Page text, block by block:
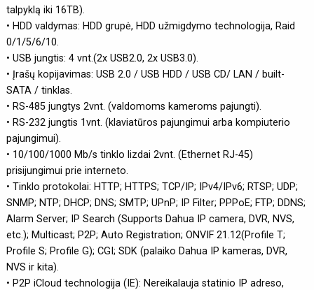
talpyklą iki 16TB).
• HDD valdymas: HDD grupė, HDD užmigdymo technologija, Raid
0/1/5/6/10.
• USB jungtis: 4 vnt.(2x USB2.0, 2x USB3.0).
• Įrašų kopijavimas: USB 2.0 / USB HDD / USB CD/ LAN / built-
SATA / tinklas.
• RS-485 jungtys 2vnt. (valdomoms kameroms pajungti).
• RS-232 jungtis 1vnt. (klaviatūros pajungimui arba kompiuterio
pajungimui).
• 10/100/1000 Mb/s tinklo lizdai 2vnt. (Ethernet RJ-45)
prisijungimui prie interneto.
• Tinklo protokolai: HTTP; HTTPS; TCP/IP; IPv4/IPv6; RTSP; UDP;
SNMP; NTP; DHCP; DNS; SMTP; UPnP; IP Filter; PPPoE; FTP; DDNS;
Alarm Server; IP Search (Supports Dahua IP camera, DVR, NVS,
etc.); Multicast; P2P; Auto Registration; ONVIF 21.12(Profile T;
Profile S; Profile G); CGI; SDK (palaiko Dahua IP kameras, DVR,
NVS ir kita).
• P2P iCloud technologija (IE): Nereikalauja statinio IP adreso,